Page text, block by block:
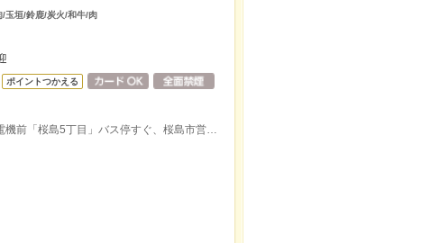
玉垣/鈴鹿/炭火/和牛/肉
ポイントつかえる
伊勢鉄道線玉垣駅から徒歩8分。富士電機前「桜島5丁目」バス停すぐ、桜島市営住宅交差点付近にあります。